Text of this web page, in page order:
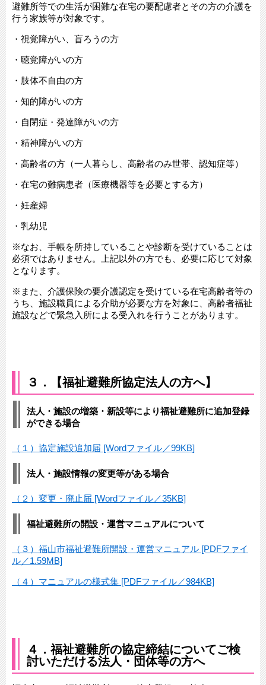
避難所等での生活が困難な在宅の要配慮者とその方の介護を
行う家族等が対象です。
・視覚障がい、盲ろうの方
・聴覚障がいの方
・肢体不自由の方
・知的障がいの方
・自閉症・発達障がいの方
・精神障がいの方
・高齢者の方（一人暮らし、高齢者のみ世帯、認知症等）
・在宅の難病患者（医療機器等を必要とする方）
・妊産婦
・乳幼児
※なお、手帳を所持していることや診断を受けていることは
必須ではありません。上記以外の方でも、必要に応じて対象
となります。
※また、介護保険の要介護認定を受けている在宅高齢者等の
うち、施設職員による介助が必要な方を対象に、高齢者福祉
施設などで緊急入所による受入れを行うことがあります。
３．【福祉避難所協定法人の方へ】
法人・施設の増築・新設等により福祉避難所に追加登録
ができる場合
（１）協定施設追加届 [Wordファイル／99KB]
法人・施設情報の変更等がある場合
（２）変更・廃止届 [Wordファイル／35KB]
福祉避難所の開設・運営マニュアルについて
（３）福山市福祉避難所開設・運営マニュアル [PDFファイ
ル／1.59MB]
（４）マニュアルの様式集 [PDFファイル／984KB]
４．福祉避難所の協定締結についてご検
討いただける法人・団体等の方へ